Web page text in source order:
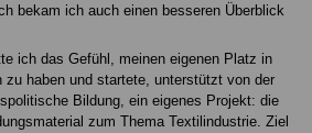
bekam ich auch einen besseren Überblick
ich das Gefühl, meinen eigenen Platz in
zu haben und startete, unterstützt von der
Bildung, ein eigenes Projekt: die
zum Thema Textilindustrie. Ziel